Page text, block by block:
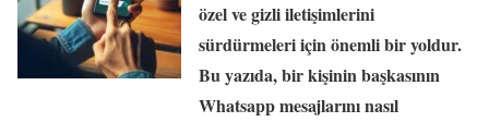
özel ve gizli iletişimlerini
sürdürmeleri için önemli bir yoldur.
Bu yazıda, bir kişinin başkasının
Whatsapp mesajlarını nasıl